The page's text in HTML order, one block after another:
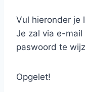
Vul hieronder je
Je zal via e-
paswoord te
Opgelet!